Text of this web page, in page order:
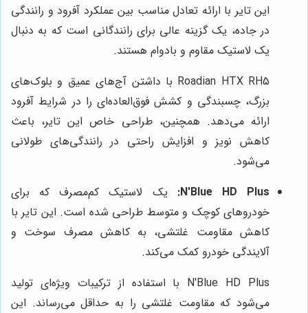
این تایر با ارائه تعادل مناسب بین عملکرد آفرود و رانندگی
در جاده، یک گزینه عالی برای رانندگانی است که به دنبال
یک لاستیک مقاوم و بادوام هستند.
Roadian HTX RH5 با داشتن آج‌های عمیق و بلوک‌های
بزرگ، چسبندگی و کشش فوق‌العاده‌ای را در شرایط آفرود
ارائه می‌دهد. همچنین، طراحی خاص این تایر، باعث
کاهش نویز و افزایش راحتی در رانندگی‌های طولانی
می‌شود.
N'Blue HD Plus:
یک لاستیک کم‌مصرف که برای
خودروهای کوچک و متوسط طراحی شده است. این تایر با
کاهش مقاومت غلتشی، به کاهش مصرف سوخت و
آلایندگی خودرو کمک می‌کند.
N'Blue HD Plus با استفاده از ترکیبات ویژه‌ای تولید
می‌شود که مقاومت غلتشی را به حداقل می‌رساند. این